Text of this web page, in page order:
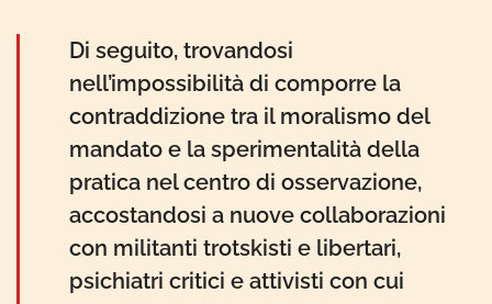
Di seguito, trovandosi
nell’impossibilità di comporre la
contraddizione tra il moralismo del
mandato e la sperimentalità della
pratica nel centro di osservazione,
accostandosi a nuove collaborazioni
con militanti trotskisti e libertari,
psichiatri critici e attivisti con cui